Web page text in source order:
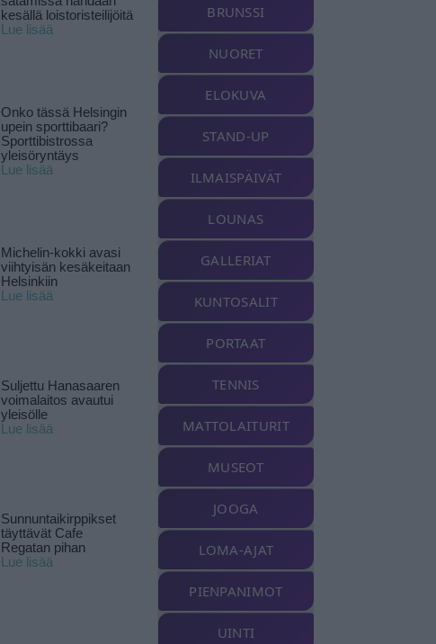
kesällä loistoristeilijöitä
Lue lisää
Onko tässä Helsingin
upein sporttibaari?
Sporttibistrossa
yleisöryntäys
Lue lisää
Michelin-kokki avasi
viihtyisän kesäkeitaan
Helsinkiin
Lue lisää
Suljettu Hanasaaren
voimalaitos avautui
yleisölle
Lue lisää
Sunnuntaikirppikset
täyttävät Cafe
Regatan pihan
Lue lisää
BRUNSSI
NUORET
ELOKUVA
STAND-UP
ILMAISPÄIVÄT
LOUNAS
GALLERIAT
KUNTOSALIT
PORTAAT
TENNIS
MATTOLAITURIT
MUSEOT
JOOGA
LOMA-AJAT
PIENPANIMOT
UINTI